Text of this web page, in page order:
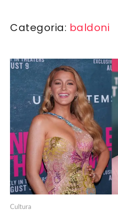
Categoria: baldoni
Cultura